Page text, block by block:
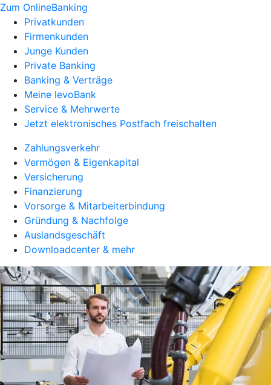
Zum OnlineBanking
Privatkunden
Firmenkunden
Junge Kunden
Private Banking
Banking & Verträge
Meine levoBank
Service & Mehrwerte
Jetzt elektronisches Postfach freischalten
Zahlungsverkehr
Vermögen & Eigenkapital
Versicherung
Finanzierung
Vorsorge & Mitarbeiterbindung
Gründung & Nachfolge
Auslandsgeschäft
Downloadcenter & mehr